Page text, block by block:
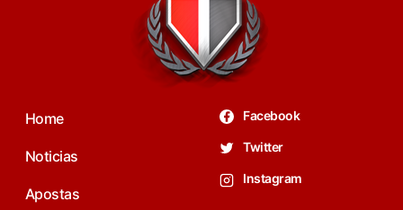
Home
Noticias
Apostas
Facebook
Twitter
Instagram